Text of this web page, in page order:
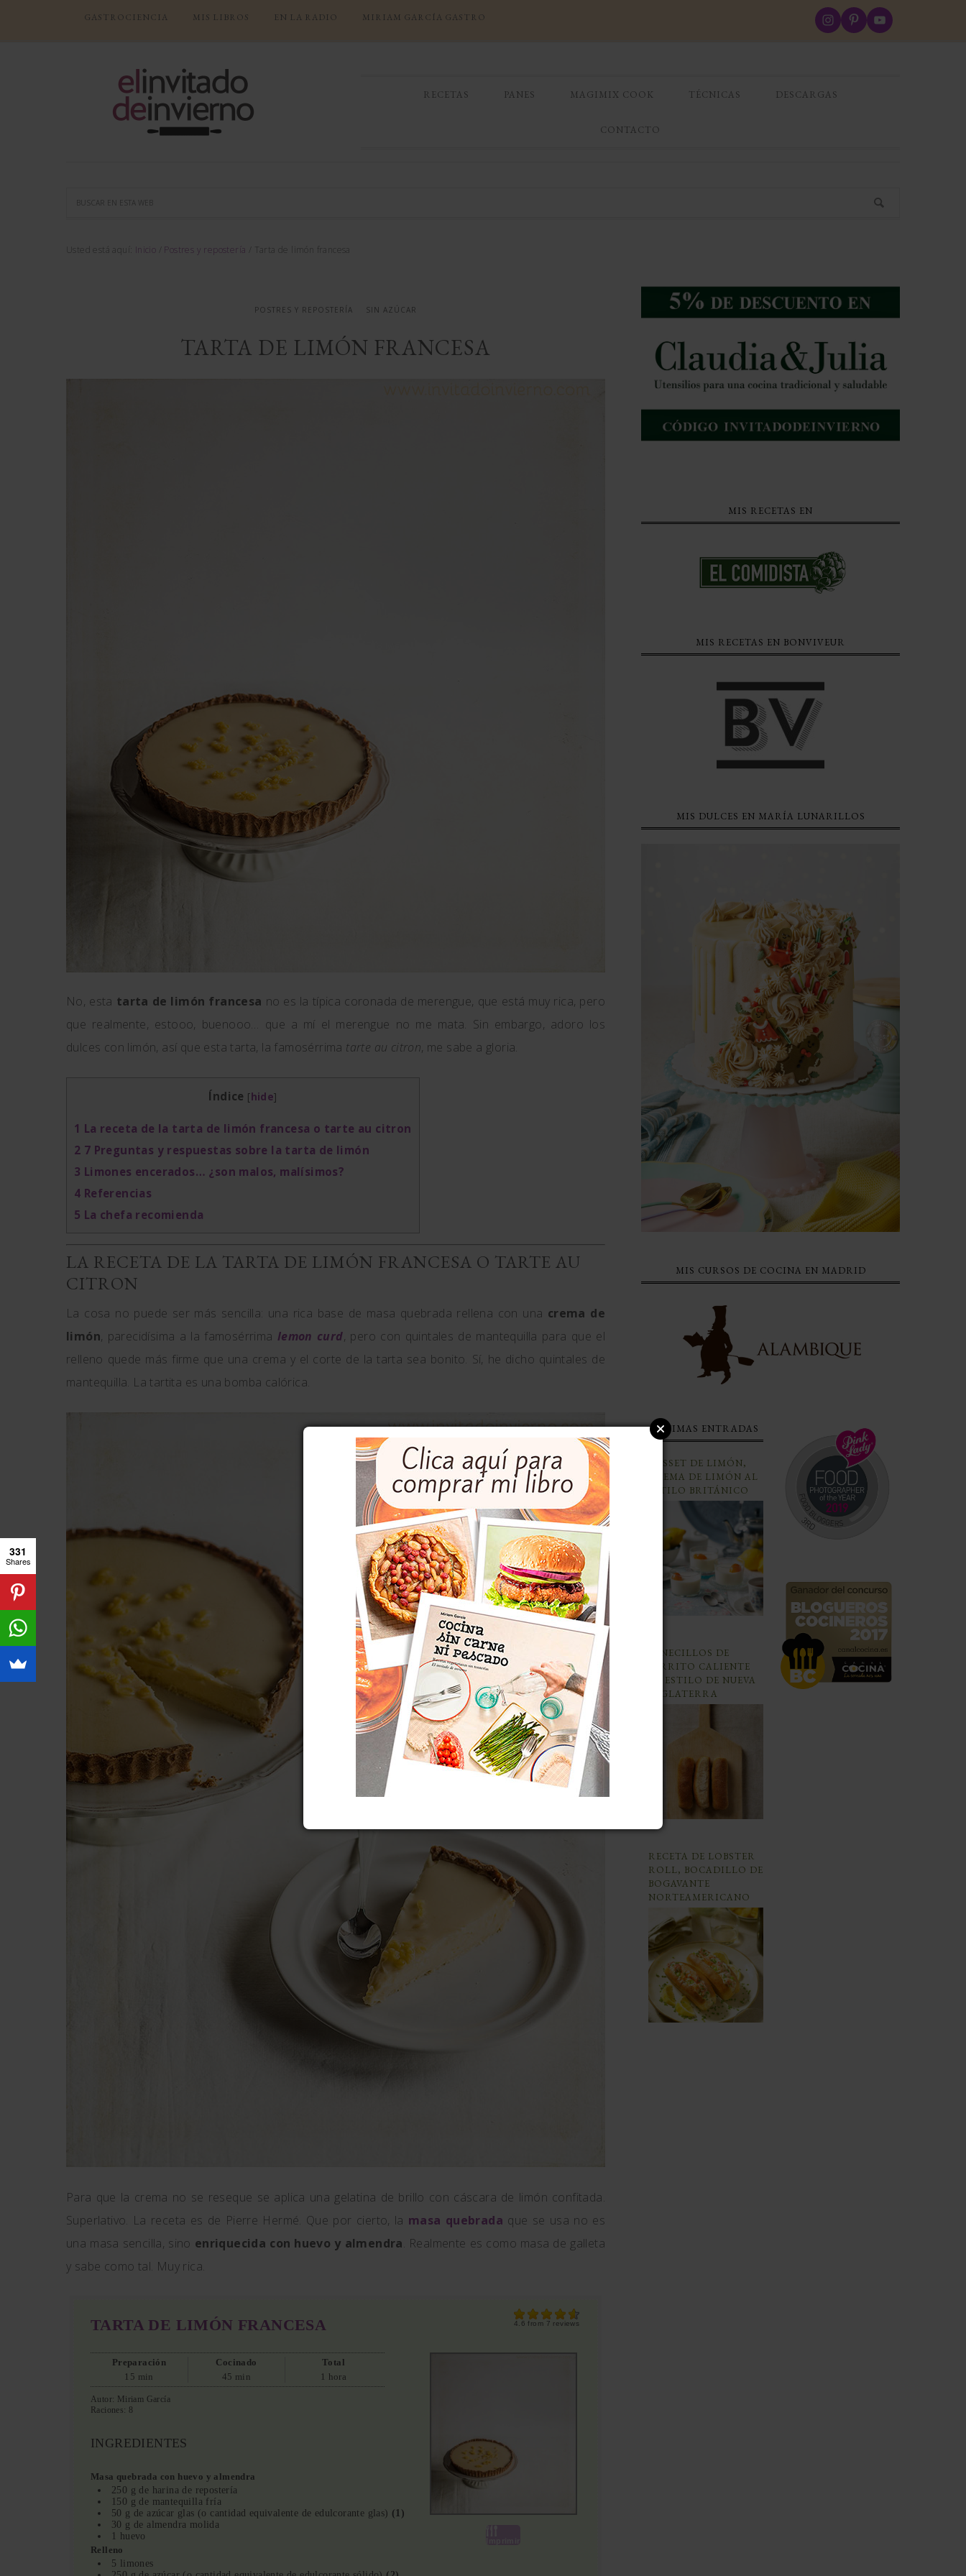
GASTROCIENCIA MIS LIBROS EN LA RADIO MIRIAM GARCÍA GASTRO
RECETAS PANES MAGIMIX COOK TÉCNICAS DESCARGAS
CONTACTO
Usted está aquí: Inicio Postres y repostería Tarta de limón francesa
POSTRES Y REPOSTERÍA SIN AZÚCAR
TARTA DE LIMÓN FRANCESA
No, esta tarta de limón francesa no es la típica coronada de merengue, que está muy rica, pero
que realmente, estooo, buenooo… que a mí el merengue no me mata. Sin embargo, adoro los
dulces con limón, así que esta tarta, la famosérrima tarte au citron, me sabe a gloria.
Índice [hide]
1 La receta de la tarta de limón francesa o tarte au citron
2 7 Preguntas y respuestas sobre la tarta de limón
3 Limones encerados… ¿son malos, malísimos?
4 Referencias
5 La chefa recomienda
LA RECETA DE LA TARTA DE LIMÓN FRANCESA O TARTE AU
CITRON
La cosa no puede ser más sencilla: una rica base de masa quebrada rellena con una crema de
limón, parecidísima a la famosérrima lemon curd, pero con quintales de mantequilla para que el
relleno quede más firme que una crema y el corte de la tarta sea bonito. Sí, he dicho quintales de
mantequilla. La tartita es una bomba calórica.
Para que la crema no se reseque se aplica una gelatina de brillo con cáscara de limón confitada.
Superlativo. La receta es de Pierre Hermé. Que por cierto, la masa quebrada que se usa no es
una masa sencilla, sino enriquecida con huevo y almendra. Realmente es como masa de galleta
y sabe como tal. Muy rica.
4.6 from 7 reviews
TARTA DE LIMÓN FRANCESA
Preparación
15 min
Cocinado
45 min
Total
1 hora
Autor: Miriam García
Raciones: 8
INGREDIENTES
Masa quebrada con huevo y almendra
250 g de harina de repostería
150 g de mantequilla fría
50 g de azúcar glas (o cantidad equivalente de edulcorante glas) (1)
30 g de almendra molida
1 huevo
Relleno
5 limones
MIS RECETAS EN
MIS RECETAS EN BONVIVEUR
MIS DULCES EN MARÍA LUNARILLOS
MIS CURSOS DE COCINA EN MADRID
ÚLTIMAS ENTRADAS
POSSET DE LIMÓN,
CREMA DE LIMÓN AL
ESTILO BRITÁNICO
PANECILLOS DE
PERRITO CALIENTE
AL ESTILO DE NUEVA
INGLATERRA
RECETA DE LOBSTER
ROLL, BOCADILLO DE
BOGAVANTE
NORTEAMERICANO
331
Shares